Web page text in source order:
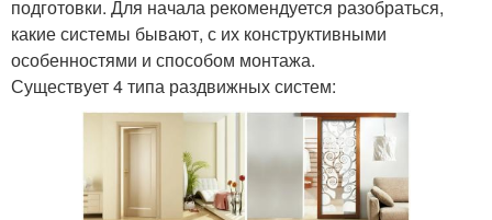
подготовки. Для начала рекомендуется разобраться,
какие системы бывают, с их конструктивными
особенностями и способом монтажа.
Существует 4 типа раздвижных систем: